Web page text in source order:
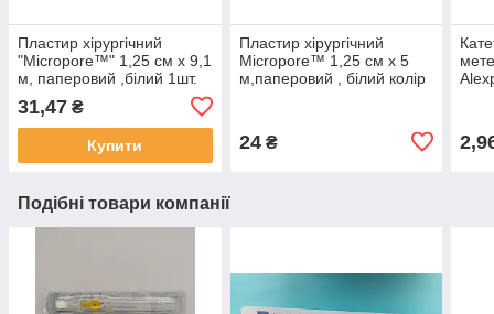
Пластир хірургічний
"Micropore™" 1,25 см х 9,1
м, паперовий ,білий 1шт.
31,47 ₴
Купити
Пластир хірургічний
Micropore™ 1,25 см х 5
м,паперовий , білий колір
24₴
Подібні товари компанії